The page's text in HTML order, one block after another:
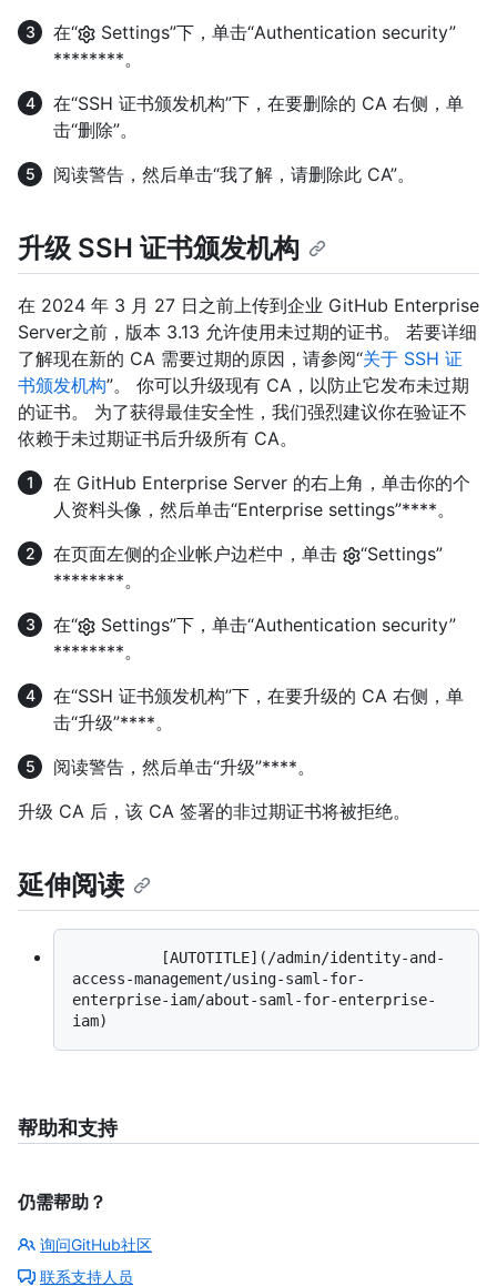
在“
Settings”下，单击“Authentication security”
********。
在“SSH 证书颁发机构”下，在要删除的 CA 右侧，单
击“删除”。
阅读警告，然后单击“我了解，请删除此 CA”。
升级 SSH 证书颁发机构
在 2024 年 3 月 27 日之前上传到企业 GitHub Enterprise
Server之前，版本 3.13 允许使用未过期的证书。 若要详细
了解现在新的 CA 需要过期的原因，请参阅“关于 SSH 证
书颁发机构”。 你可以升级现有 CA，以防止它发布未过期
的证书。 为了获得最佳安全性，我们强烈建议你在验证不
依赖于未过期证书后升级所有 CA。
在 GitHub Enterprise Server 的右上角，单击你的个
人资料头像，然后单击“Enterprise settings”****。
在页面左侧的企业帐户边栏中，单击
“Settings”
********。
在“
Settings”下，单击“Authentication security”
********。
在“SSH 证书颁发机构”下，在要升级的 CA 右侧，单
击“升级”****。
阅读警告，然后单击“升级”****。
升级 CA 后，该 CA 签署的非过期证书将被拒绝。
延伸阅读
access-management/using-saml-for-
enterprise-iam/about-saml-for-enterprise-
帮助和支持
仍需帮助？
询问GitHub社区
联系支持人员